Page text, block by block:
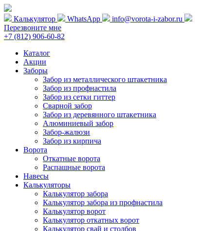
Калькулятор WhatsApp
info@vorota-i-zabor.ru
Перезвоните мне
+7 (812) 906-60-82
Каталог
Акции
Заборы
Забор из металлического штакетника
Забор из профнастила
Забор из сетки гиттер
Сварной забор
Забор из деревянного штакетника
Алюминиевый забор
Забор-жалюзи
Забор из кирпича
Ворота
Откатные ворота
Распашные ворота
Навесы
Калькуляторы
Калькулятор забора
Калькулятор забора из профнастила
Калькулятор ворот
Калькулятор откатных ворот
Калькулятор свай и столбов